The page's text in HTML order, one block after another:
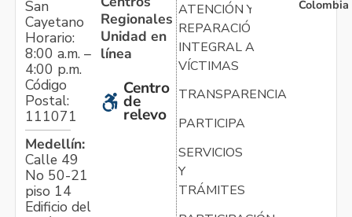
San
Cayetano
Horario:
8:00 a.m. –
4:00 p.m.
Código
Postal:
111071
Medellín:
Calle 49
No 50-21
piso 14
Edificio del
Regionales
Unidad en
línea
Centro
de
relevo
ATENCIÓN Y
REPARACIÓN
INTEGRAL A
VÍCTIMAS
TRANSPARENCIA
PARTICIPA
SERVICIOS
Y
TRÁMITES
Colombia